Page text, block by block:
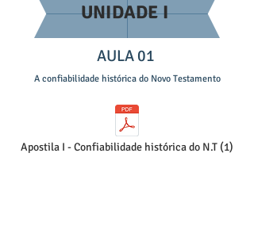
UNIDADE I
AULA 01
A confiabilidade histórica do Novo Testamento
Apostila I - Confiabilidade histórica do N.T (1)